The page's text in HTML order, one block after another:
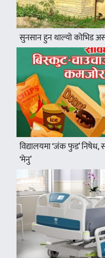
सुनसान हुन थाल्यो कोभिड
विद्यालयमा ‘जंक फुड’
‘मेनु’